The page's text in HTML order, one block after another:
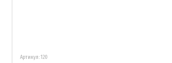
Артикул: 120